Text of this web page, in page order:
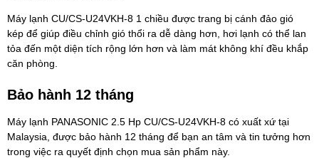
Máy lạnh CU/CS-U24VKH-8 1 chiều được trang bị cánh đảo gió
kép để giúp điều chỉnh gió thổi ra dễ dàng hơn, hơi lạnh có thể lan
tỏa đến một diện tích rộng lớn hơn và làm mát không khí đều khắp
căn phòng.
Bảo hành 12 tháng
Máy lạnh PANASONIC 2.5 Hp CU/CS-U24VKH-8 có xuất xứ tại
Malaysia, được bảo hành 12 tháng để bạn an tâm và tin tưởng hơn
trong việc ra quyết định chọn mua sản phẩm này.